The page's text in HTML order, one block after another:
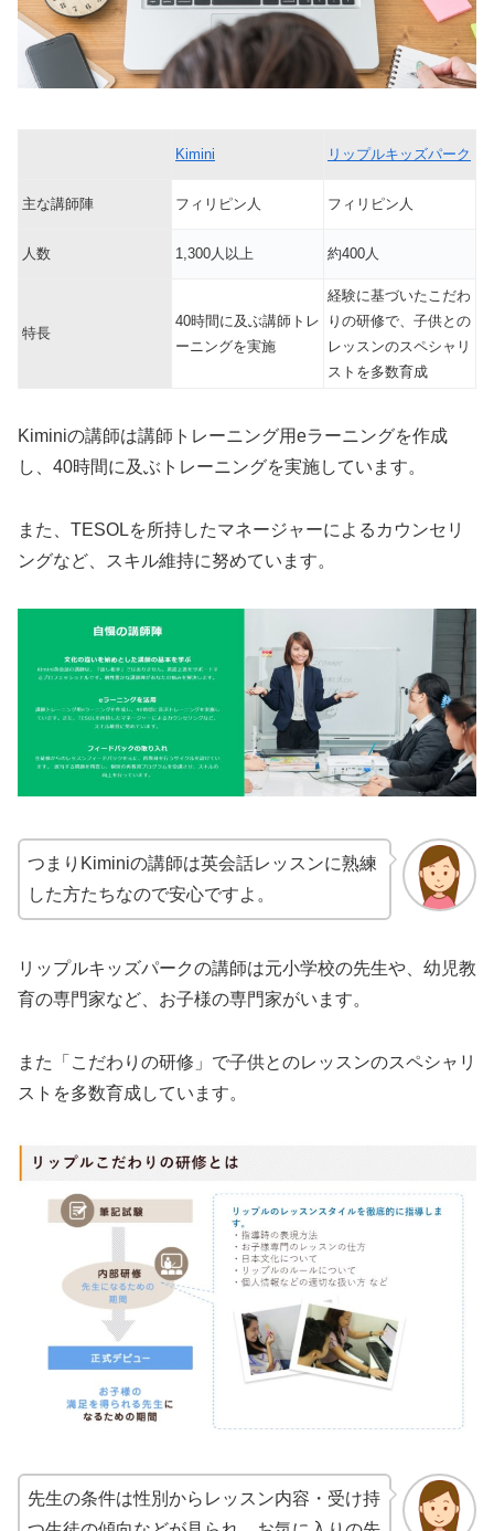
Kimini リップルキッズパーク
主な講師陣 フィリピン人 フィリピン人
人数 1,300人以上 約400人
特長
40時間に及ぶ講師トレ
ーニングを実施
経験に基づいたこだわ
りの研修で、子供との
レッスンのスペシャリ
ストを多数育成
Kiminiの講師は講師トレーニング用eラーニングを作成
し、40時間に及ぶトレーニングを実施しています。
また、TESOLを所持したマネージャーによるカウンセリ
ングなど、スキル維持に努めています。
つまりKiminiの講師は英会話レッスンに熟練
した方たちなので安心ですよ。
リップルキッズパークの講師は元小学校の先生や、幼児教
育の専門家など、お子様の専門家がいます。
また「こだわりの研修」で子供とのレッスンのスペシャリ
ストを多数育成しています。
先生の条件は性別からレッスン内容・受け持